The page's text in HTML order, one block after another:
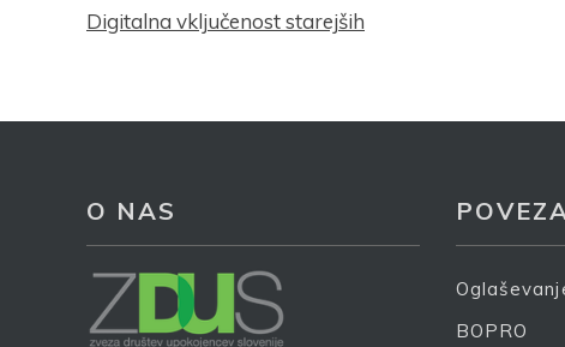
Digitalna vključenost starejših
O NAS
BOPRO
S